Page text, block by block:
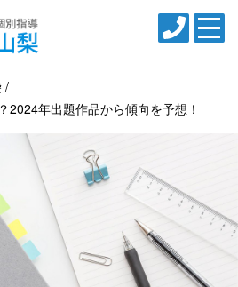
2024年出題作品から傾向を予想！